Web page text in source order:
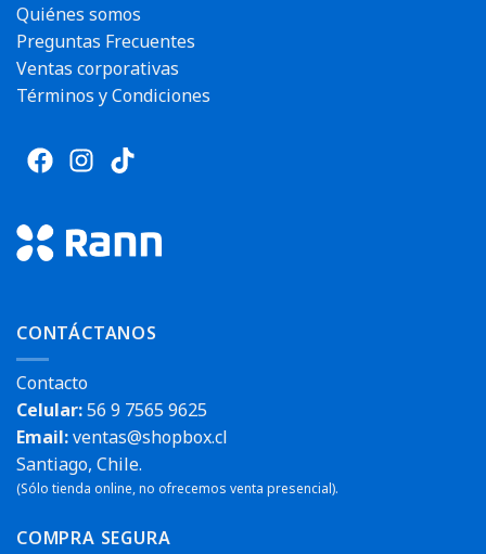
Quiénes somos
Preguntas Frecuentes
Ventas corporativas
Términos y Condiciones
CONTÁCTANOS
Contacto
Celular:56 9 7565 9625
Email:ventas@shopbox.cl
Santiago, Chile.
(Sólo tienda online, no ofrecemos venta presencial).
COMPRA SEGURA